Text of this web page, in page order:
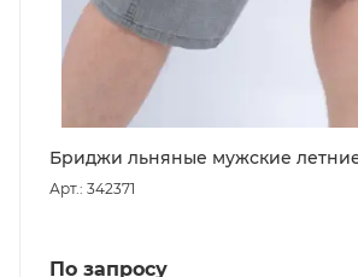
Бриджи льняные мужские летние
Арт.: 342371
По запросу